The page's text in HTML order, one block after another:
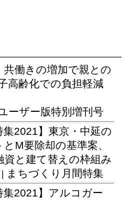
共働きの増加で親との
高齢化での負担軽減
ーザー版特別増刊号
集2021】東京・中延の
M要除却の基準案、
資と建て替えの枠組み
まちづくり月間特集
集2021】アルコガー